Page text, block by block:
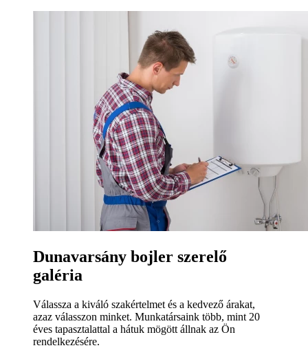
Dunavarsány bojler szerelő
galéria
Válassza a kiváló szakértelmet és a kedvező árakat,
azaz válasszon minket. Munkatársaink több, mint 20
éves tapasztalattal a hátuk mögött állnak az Ön
rendelkezésére.